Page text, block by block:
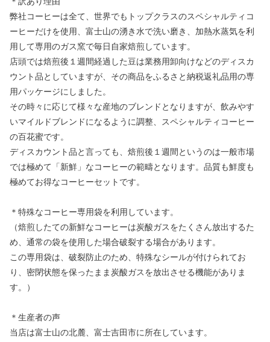
弊社コーヒーは全て、世界でもトップクラスのスペシャルティコ
ーヒーだけを使用、富士山の湧き水で洗い磨き、加熱水蒸気を利
用して専用のガス窯で毎日自家焙煎しています。
店頭では焙煎後１週間経過した豆は業務用卸向けなどのディスカ
ウント品としていますが、その商品をふるさと納税返礼品用の専
用パッケージにしました。
その時々に応じて様々な産地のブレンドとなりますが、飲みやす
いマイルドブレンドになるように調整、スペシャルティコーヒー
の百花蜜です。
ディスカウント品と言っても、焙煎後１週間というのは一般市場
では極めて「新鮮」なコーヒーの範疇となります。品質も鮮度も
極めてお得なコーヒーセットです。
＊特殊なコーヒー専用袋を利用しています。
（焙煎したての新鮮なコーヒーは炭酸ガスをたくさん放出するた
め、通常の袋を使用した場合破裂する場合があります。
この専用袋は、破裂防止のため、特殊なシールが付けられてお
り、密閉状態を保ったまま炭酸ガスを放出させる機能がありま
す。）
＊生産者の声
当店は富士山の北麓、富士吉田市に所在しています。